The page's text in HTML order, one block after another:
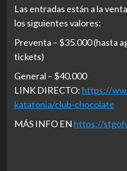
Las entradas están a la
los siguientes valores:
Preventa – $35.000 (hasta
tickets)
General – $40.000
LINK DIRECTO: https://
katatonia/club-chocolate
MÁS INFO EN https://